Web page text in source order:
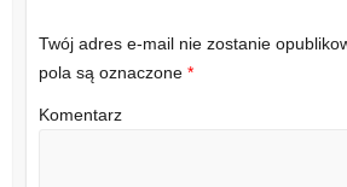
Twój adres e-mail nie zostanie
pola są oznaczone *
Komentarz